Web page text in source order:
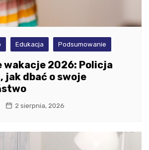
Edukacja Podsumowanie
wakacje 2026: Policja
jak dbać o swoje
2 sierpnia, 2026